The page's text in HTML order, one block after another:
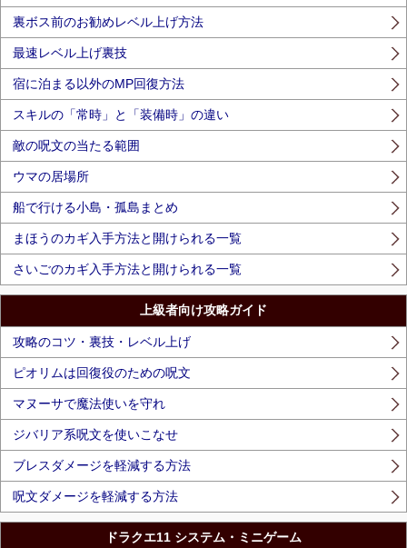
裏ボス前のお勧めレベル上げ方法
最速レベル上げ裏技
宿に泊まる以外のMP回復方法
スキルの「常時」と「装備時」の違い
敵の呪文の当たる範囲
ウマの居場所
船で行ける小島・孤島まとめ
まほうのカギ入手方法と開けられる一覧
さいごのカギ入手方法と開けられる一覧
上級者向け攻略ガイド
攻略のコツ・裏技・レベル上げ
ピオリムは回復役のための呪文
マヌーサで魔法使いを守れ
ジバリア系呪文を使いこなせ
ブレスダメージを軽減する方法
呪文ダメージを軽減する方法
ドラクエ11 システム・ミニゲーム